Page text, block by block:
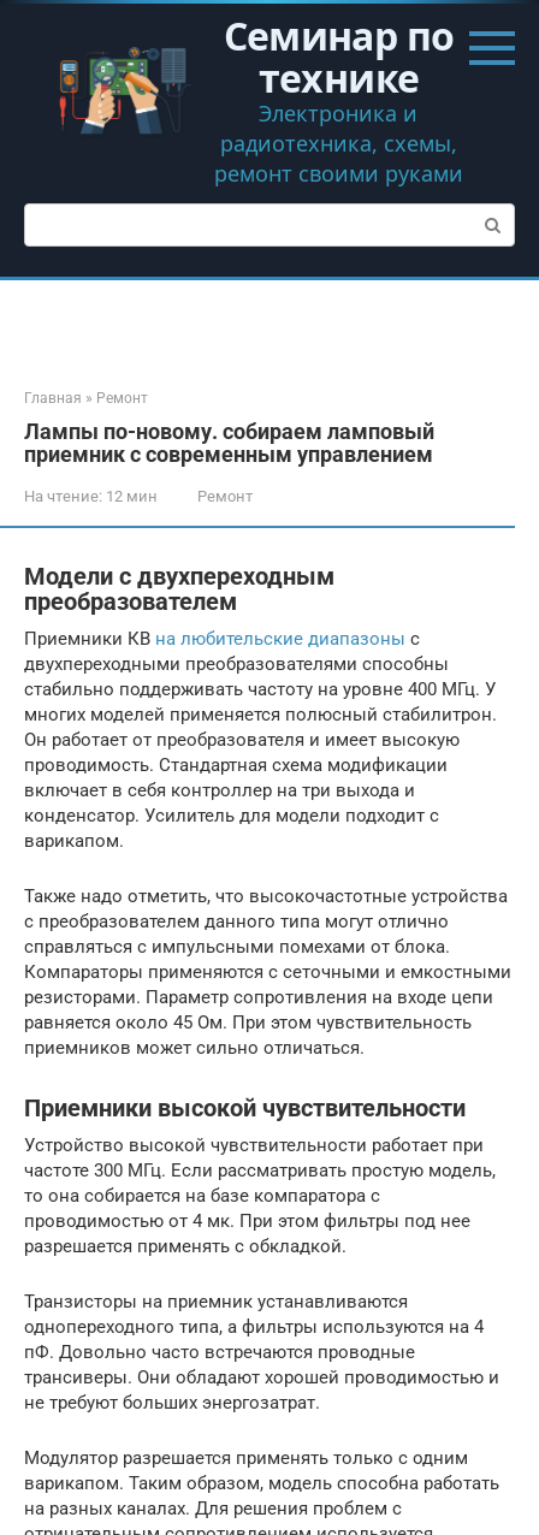
Перейти
контенту
Семинар по
технике
Электроника и
радиотехника, схемы,
ремонт своими руками
Поиск:
Главная » Ремонт
Лампы по-новому. собираем ламповый
приемник с современным управлением
На чтение: 12 мин Ремонт
Модели с двухпереходным
преобразователем
Приемники КВ на любительские диапазоны с
двухпереходными преобразователями способны
стабильно поддерживать частоту на уровне 400 МГц. У
многих моделей применяется полюсный стабилитрон.
Он работает от преобразователя и имеет высокую
проводимость. Стандартная схема модификации
включает в себя контроллер на три выхода и
конденсатор. Усилитель для модели подходит с
варикапом.
Также надо отметить, что высокочастотные устройства
с преобразователем данного типа могут отлично
справляться с импульсными помехами от блока.
Компараторы применяются с сеточными и емкостными
резисторами. Параметр сопротивления на входе цепи
равняется около 45 Ом. При этом чувствительность
приемников может сильно отличаться.
Приемники высокой чувствительности
Устройство высокой чувствительности работает при
частоте 300 МГц. Если рассматривать простую модель,
то она собирается на базе компаратора с
проводимостью от 4 мк. При этом фильтры под нее
разрешается применять с обкладкой.
Транзисторы на приемник устанавливаются
однопереходного типа, а фильтры используются на 4
пФ. Довольно часто встречаются проводные
трансиверы. Они обладают хорошей проводимостью и
не требуют больших энергозатрат.
Модулятор разрешается применять только с одним
варикапом. Таким образом, модель способна работать
на разных каналах. Для решения проблем с